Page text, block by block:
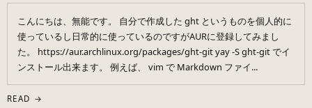
こんにちは、無能です。 自分で作成した ght というものを個人的に
使っているし日常的に使っているのですがAURに登録してみまし
た。 https://aur.archlinux.org/packages/ght-git yay -S ght-git でイ
ンストール出来ます。 例えば、 vim で Markdown ファイ...
READ →